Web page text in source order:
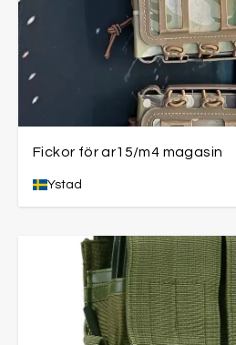
Fickor för ar15/m4 magasin
Ystad